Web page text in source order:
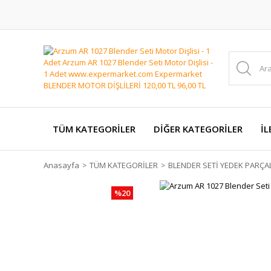
TÜM KATEGORİLER DİĞER KATEGORİLER
Anasayfa TÜM KATEGORİLER BLENDER SETİ YEDEK
%20